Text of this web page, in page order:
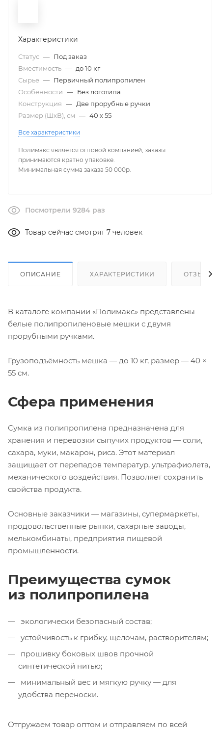
Характеристики
Статус — Под заказ
Вместимость — до 10 кг
Сырье — Первичный полипропилен
Особенности — Без логотипа
Конструкция — Две прорубные ручки
Размер (ШxВ), см — 40 x 55
Все характеристики
Полимакс является оптовой компанией, заказы
принимаются кратно упаковке.
Минимальная сумма заказа 50 000р.
Посмотрели 9284 раз
Товар сейчас смотрят 7 человек
ОПИСАНИЕ ХАРАКТЕРИСТИКИ ОТЗЫВЫ
В каталоге компании «Полимакс» представлены
белые полипропиленовые мешки с двумя
прорубными ручками.
Грузоподъёмность мешка — до 10 кг, размер — 40 ×
55 см.
Сфера применения
Сумка из полипропилена предназначена для
хранения и перевозки сыпучих продуктов — соли,
сахара, муки, макарон, риса. Этот материал
защищает от перепадов температур, ультрафиолета,
механического воздействия. Позволяет сохранить
свойства продукта.
Основные заказчики — магазины, супермаркеты,
продовольственные рынки, сахарные заводы,
мелькомбинаты, предприятия пищевой
промышленности.
Преимущества сумок
из полипропилена
экологически безопасный состав;
устойчивость к грибку, щелочам, растворителям;
прошивку боковых швов прочной
синтетической нитью;
минимальный вес и мягкую ручку — для
удобства переноски.
Отгружаем товар оптом и отправляем по всей